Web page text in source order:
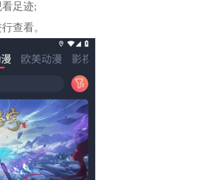
足迹;
查看。